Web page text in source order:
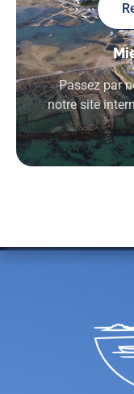
Passez par
notre site